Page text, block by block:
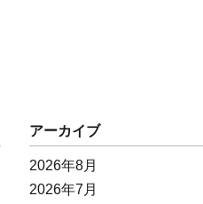
アーカイブ
2026年8月
2026年7月